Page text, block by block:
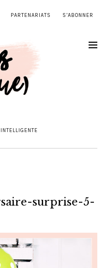
PARTENARIATS S’ABONNER
surprise-5-